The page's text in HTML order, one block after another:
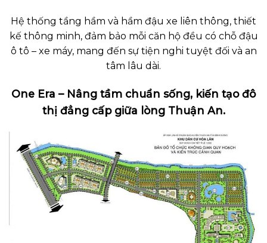
Hệ thống tầng hầm và hầm đậu xe liên thông, thiết
kế thông minh, đảm bảo mỗi căn hộ đều có chỗ đậu
ô tô – xe máy, mang đến sự tiện nghi tuyệt đối và an
tâm lâu dài.
One Era – Nâng tầm chuẩn sống, kiến tạo đô
thị đẳng cấp giữa lòng Thuận An.